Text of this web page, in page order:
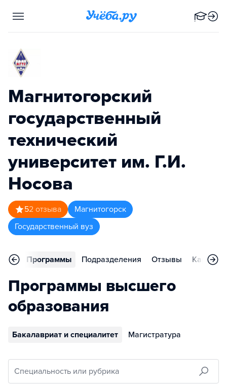
Магнитогорский
государственный
технический
университет им. Г.И.
Носова
52 отзыва
Магнитогорск
Государственный вуз
Программы Подразделения Отзывы Карьера
Программы высшего
образования
Бакалавриат и специалитет Магистратура
Специальность или рубрика